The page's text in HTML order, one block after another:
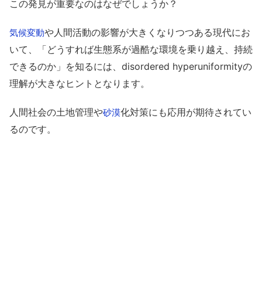
この発見が重要なのはなぜでしょうか？
気候変動や人間活動の影響が大きくなりつつある現代にお
いて、「どうすれば生態系が過酷な環境を乗り越え、持続
できるのか」を知るには、disordered hyperuniformityの
理解が大きなヒントとなります。
人間社会の土地管理や砂漠化対策にも応用が期待されてい
るのです。